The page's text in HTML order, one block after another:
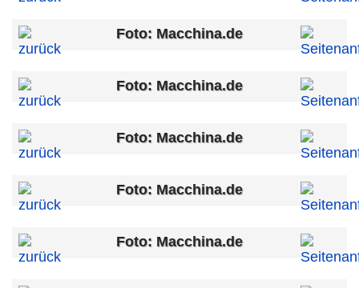
Foto: Macchina.de
Foto: Macchina.de
Foto: Macchina.de
Foto: Macchina.de
Foto: Macchina.de